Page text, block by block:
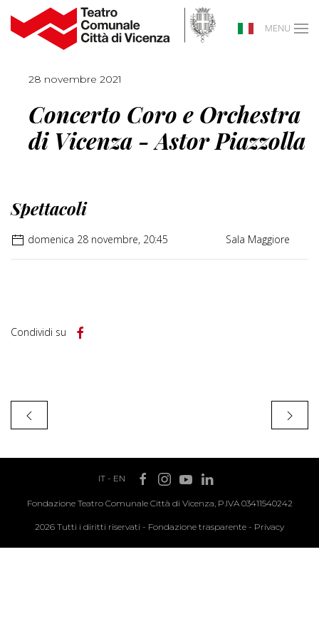
MENU
28 novembre 2021
Concerto Coro e Orchestra
di Vicenza - Astor Piazzolla
Spettacoli
domenica 28 novembre, 20:45 Sala Maggiore
Condividi su
IT- EN
Fondazione Teatro Comunale Città di Vicenza, P.IVA 03411540242
2026 Tutti i diritti riservati - Fondazione trasparente - Privacy